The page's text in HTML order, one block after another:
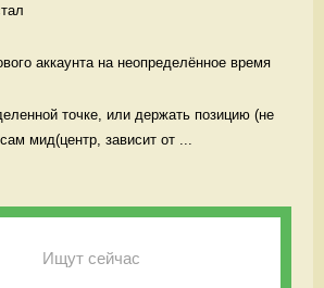
аккаунта на неопределённое время
точке, или держать позицию (не
мид(центр, зависит от ...
Ищут сейчас